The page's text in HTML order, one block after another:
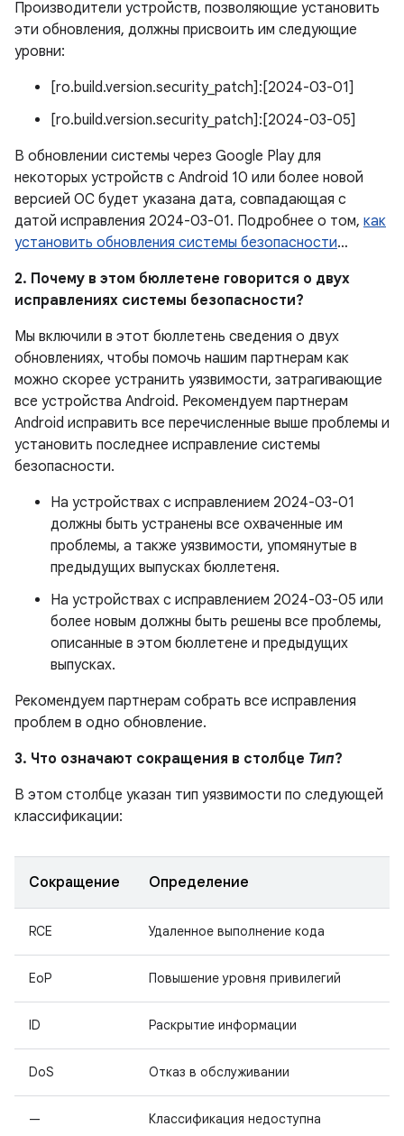
Производители устройств, позволяющие установить
эти обновления, должны присвоить им следующие
уровни:
[ro.build.version.security_patch]:[2024-03-01]
[ro.build.version.security_patch]:[2024-03-05]
В обновлении системы через Google Play для
некоторых устройств с Android 10 или более новой
версией ОС будет указана дата, совпадающая с
датой исправления 2024-03-01. Подробнее о том, как
установить обновления системы безопасности…
2. Почему в этом бюллетене говорится о двух
исправлениях системы безопасности?
Мы включили в этот бюллетень сведения о двух
обновлениях, чтобы помочь нашим партнерам как
можно скорее устранить уязвимости, затрагивающие
все устройства Android. Рекомендуем партнерам
Android исправить все перечисленные выше проблемы и
установить последнее исправление системы
безопасности.
На устройствах с исправлением 2024-03-01
должны быть устранены все охваченные им
проблемы, а также уязвимости, упомянутые в
предыдущих выпусках бюллетеня.
На устройствах с исправлением 2024-03-05 или
более новым должны быть решены все проблемы,
описанные в этом бюллетене и предыдущих
выпусках.
Рекомендуем партнерам собрать все исправления
проблем в одно обновление.
3. Что означают сокращения в столбце Тип?
В этом столбце указан тип уязвимости по следующей
классификации:
Сокращение Определение
RCE Удаленное выполнение кода
EoP Повышение уровня привилегий
ID Раскрытие информации
DoS Отказ в обслуживании
— Классификация недоступна